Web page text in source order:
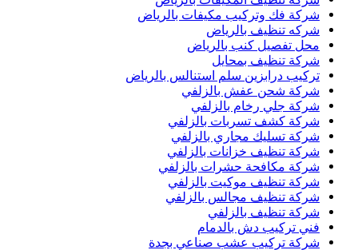
شركة فك وتركيب مكيفات بالرياض
شركه تنظيف بالرياض
محل تفصيل كنب بالرياض
شركة تنظيف بمحايل
تركيب درابزين سلم استنالس بالرياض
شركة شحن عفش بالزلفي
شركة جلي رخام بالزلفي
شركة كشف تسربات بالزلفي
شركة تسليك مجاري بالزلفي
شركة تنظيف خزانات بالزلفي
شركة مكافحة حشرات بالزلفي
شركة تنظيف موكيت بالزلفي
شركة تنظيف مجالس بالزلفي
شركة تنظيف بالزلفي
فني تركيب دش بالدمام
شركة تركيب عشب صناعي بجدة